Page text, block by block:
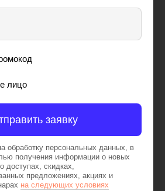
лицо
заявку
обработку персональных данных, в
получения информации о новых
доступах, скидках,
предложениях, акциях и
на следующих условиях